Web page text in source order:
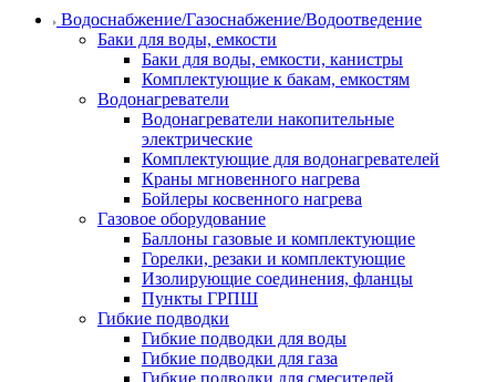
Водоснабжение/Газоснабжение/Водоотведение
Баки для воды, емкости
Баки для воды, емкости, канистры
Комплектующие к бакам, емкостям
Водонагреватели
Водонагреватели накопительные
электрические
Комплектующие для водонагревателей
Краны мгновенного нагрева
Бойлеры косвенного нагрева
Газовое оборудование
Баллоны газовые и комплектующие
Горелки, резаки и комплектующие
Изолирующие соединения, фланцы
Пункты ГРПШ
Гибкие подводки
Гибкие подводки для воды
Гибкие подводки для газа
Гибкие подводки для смесителей